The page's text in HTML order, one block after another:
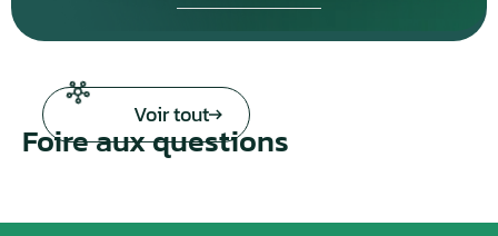
Voir tout
Foire aux questions